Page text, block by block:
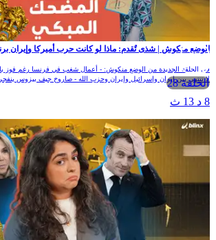
الحلقة 28
الوضع منكوش | شذى تٌقدم: ماذا لو كانت حرب أميركا وإيران
في الحلقة الجديدة من الوضع منكوش: - أعمال شغب في فرنسا رغم فوز
لا تنتهي بين إيران وإسرائيل وإيران وحزب الله - صاروخ جيف بيزوس ينفجر..